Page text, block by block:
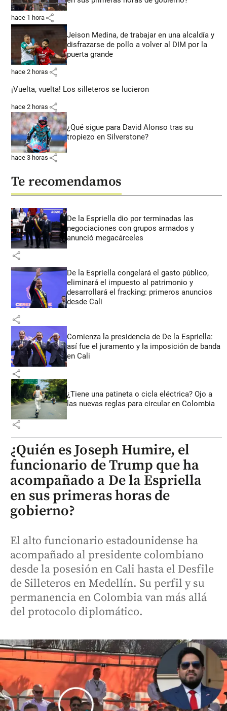
hace 1 hora share
Jeison Medina, de trabajar en una alcaldía y
disfrazarse de pollo a volver al DIM por la
puerta grande
hace 2 horas share
¡Vuelta, vuelta! Los silleteros se lucieron
hace 2 horas share
¿Qué sigue para David Alonso tras su
tropiezo en Silverstone?
hace 3 horas share
Te recomendamos
De la Espriella dio por terminadas las
negociaciones con grupos armados y
anunció megacárceles
share
De la Espriella congelará el gasto público,
eliminará el impuesto al patrimonio y
desarrollará el fracking: primeros anuncios
desde Cali
share
Comienza la presidencia de De la Espriella:
así fue el juramento y la imposición de banda
en Cali
share
¿Tiene una patineta o cicla eléctrica? Ojo a
las nuevas reglas para circular en Colombia
share
¿Quién es Joseph Humire, el
funcionario de Trump que ha
acompañado a De la Espriella
en sus primeras horas de
gobierno?
El alto funcionario estadounidense ha
acompañado al presidente colombiano
desde la posesión en Cali hasta el Desfile
de Silleteros en Medellín. Su perfil y su
permanencia en Colombia van más allá
del protocolo diplomático.